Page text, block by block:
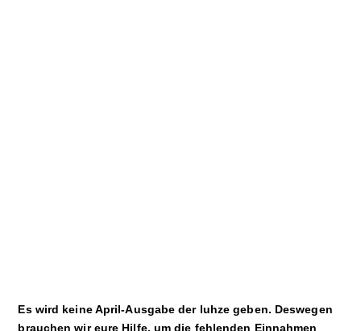
Es wird keine April-Ausgabe der luhze geben. Deswegen
brauchen wir eure Hilfe, um die fehlenden Einnahmen